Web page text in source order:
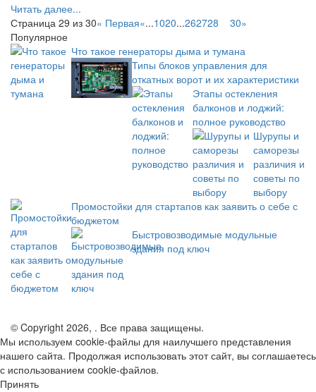
Читать далее...
Страница 29 из 30« Первая«...1020...262728 30»
Популярное
Что такое генераторы дыма и тумана
Типы блоков управления для
откатных ворот и их характеристики
Этапы остекления
балконов и лоджий:
полное руководство
Шурупы и
саморезы
различия и
советы по
выбору
Промостойки для стартапов как заявить о себе с
бюджетом
Быстровозводимые модульные
здания под ключ
© Copyright 2026, . Все права защищены.
Мы используем cookie-файлы для наилучшего представления
нашего сайта. Продолжая использовать этот сайт, вы соглашаетесь
с использованием cookie-файлов.
Принять